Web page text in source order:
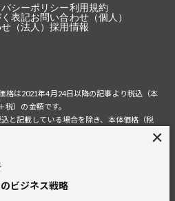
ビジネス戦略
シーポリシー利用規約
表記お問い合わせ（個人）
（法人）採用情報
格は2021年4月24日以降の記事より税込（本
税）の金額です。
と記載している場合を除き、本体価格（税
掲載当時の税率に準じます。